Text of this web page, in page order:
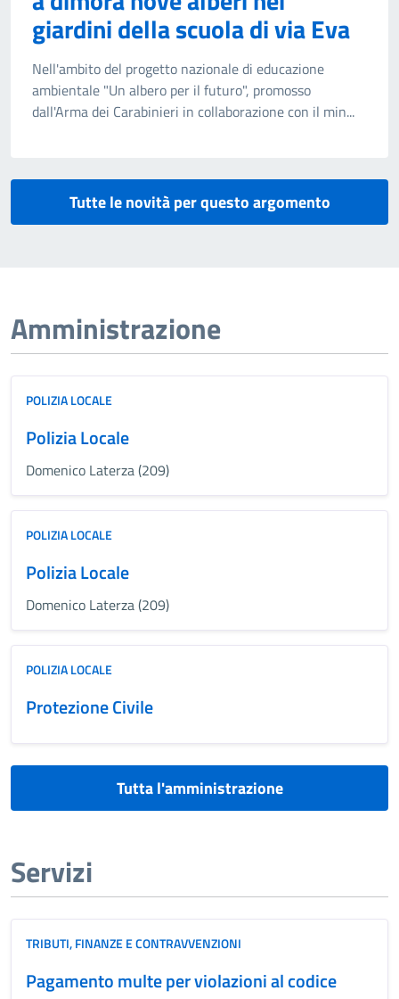
giardini della scuola di via Eva
Nell'ambito del progetto nazionale di educazione
ambientale "Un albero per il futuro", promosso
dall'Arma dei Carabinieri in collaborazione con il min...
Tutte le novità per questo argomento
Amministrazione
POLIZIA LOCALE
Polizia Locale
Domenico Laterza (209)
POLIZIA LOCALE
Polizia Locale
Domenico Laterza (209)
POLIZIA LOCALE
Protezione Civile
Tutta l'amministrazione
Servizi
TRIBUTI, FINANZE E CONTRAVVENZIONI
Pagamento multe per violazioni al codice